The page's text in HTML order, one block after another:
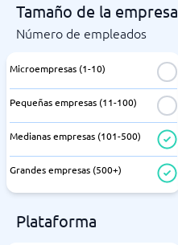
Tamaño de la empresa
Número de empleados
Microempresas (1-10)
Pequeñas empresas (11-100)
Medianas empresas (101-500)
Grandes empresas (500+)
Plataforma